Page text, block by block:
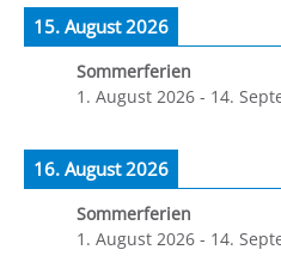
15. August 2026
Sommerferien
1. August 2026- 14.
16. August 2026
Sommerferien
1. August 2026- 14.